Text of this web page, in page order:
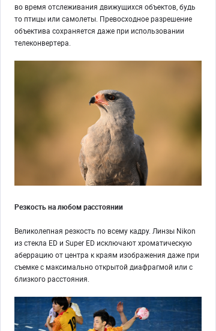
во время отслеживания движущихся объектов, будь
то птицы или самолеты. Превосходное разрешение
объектива сохраняется даже при использовании
телеконвертера.
Резкость на любом расстоянии
Великолепная резкость по всему кадру. Линзы Nikon
из стекла ED и Super ED исключают хроматическую
аберрацию от центра к краям изображения даже при
съемке с максимально открытой диафрагмой или с
близкого расстояния.